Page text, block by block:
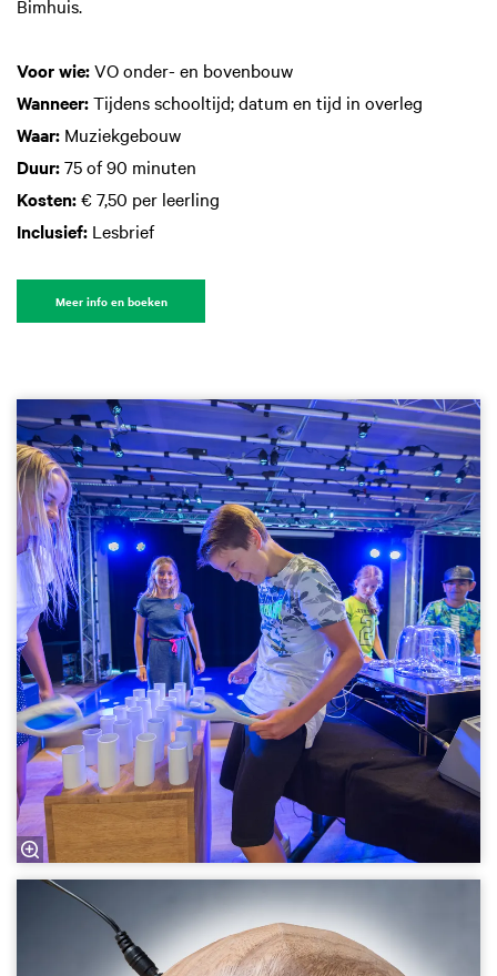
Bimhuis.
Voor wie:VO onder- en bovenbouw
Wanneer:Tijdens schooltijd; datum en tijd in overleg
Waar: Muziekgebouw
Duur:75 of 90 minuten
Kosten:€ 7,50 per leerling
Inclusief: Lesbrief
Meer info en boeken